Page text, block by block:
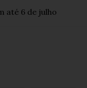
até 6 de julho